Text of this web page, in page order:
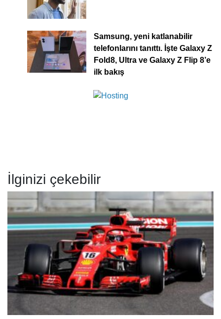
Samsung, yeni katlanabilir
telefonlarını tanıttı. İşte Galaxy Z
Fold8, Ultra ve Galaxy Z Flip 8’e
ilk bakış
İlginizi çekebilir